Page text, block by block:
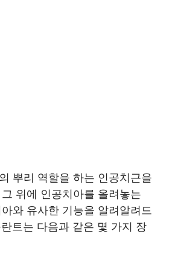
뿌리 역할을 하는 인공치근을
위에 인공치아를 올려놓는
와 유사한 기능을 알려알려드
트는 다음과 같은 몇 가지 장